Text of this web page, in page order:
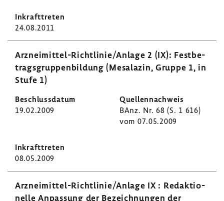
24.08.2011
Arzneimittel-​Richtlinie/Anlage 2 (IX): Fest­be­
trags­grup­pen­bil­dung (Mesa­lazin, Gruppe 1, in
Stufe 1)
19.02.2009
BAnz. Nr. 68 (S. 1 616)
vom 07.05.2009
08.05.2009
Arzneimittel-​Richtlinie/Anlage IX : Redak­tio­
nelle Anpas­sung der Bezeich­nungen der